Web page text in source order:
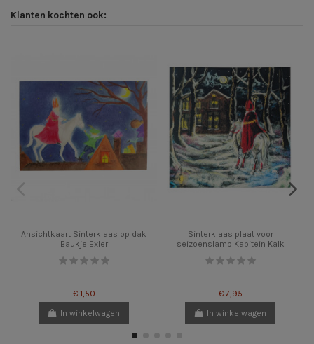
Klanten kochten ook:
Ansichtkaart Sinterklaas op dak
Baukje Exler
€ 1,50
In winkelwagen
Sinterklaas plaat voor
seizoenslamp Kapitein Kalk
€ 7,95
In winkelwagen